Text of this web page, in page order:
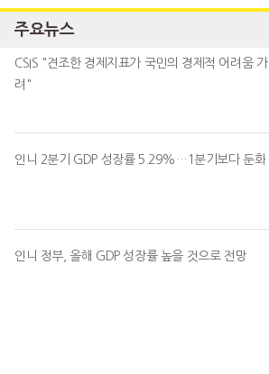
주요뉴스
CSIS "견조한 경제지표가 국민의 경제적 어려움 가
려"
인니 2분기 GDP 성장률 5.29%…1분기보다 둔화
인니 정부, 올해 GDP 성장률 높을 것으로 전망